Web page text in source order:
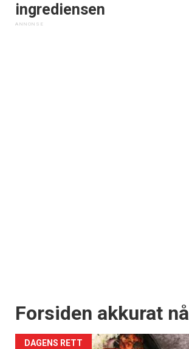
ingrediensen
Forsiden akkurat nå
DAGENS RETT